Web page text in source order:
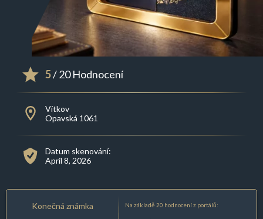
5/ 20 Hodnocení
Vítkov
Opavská 1061
Datum skenování:
April 8, 2026
Konečná známka Na základě 20 hodnocení z portálů: